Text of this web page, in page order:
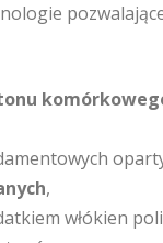
,
włókien